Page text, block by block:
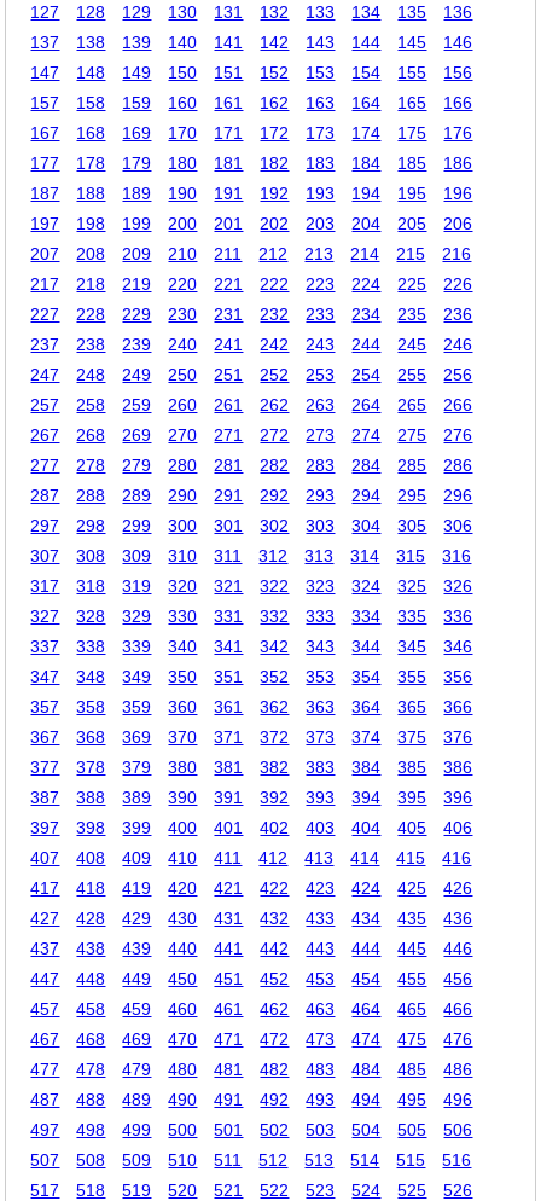
127 128 129 130 131 132 133 134 135
136
137
138 139 140 141 142 143 144 145
146
147
148 149 150 151 152 153 154 155
156
157
158 159 160 161 162 163 164 165
166
167
168 169 170 171 172 173 174 175
176
177
178 179 180 181 182 183 184 185
186
187
188 189 190 191 192 193 194 195
196
197
198 199 200 201 202 203 204 205
206
207
208 209 210 211 212 213 214 215
216
217
218 219 220 221 222 223 224 225
226
227
228 229 230 231 232 233 234 235
236
237
238 239 240 241 242 243 244 245
246
247
248 249 250 251 252 253 254 255
256
257
258 259 260 261 262 263 264 265
266
267
268 269 270 271 272 273 274 275
276
277
278 279 280 281 282 283 284 285
286
287
288 289 290 291 292 293 294 295
296
297
298 299 300 301 302 303 304 305
306
307
308 309 310 311 312 313 314 315
316
317
318 319 320 321 322 323 324 325
326
327
328 329 330 331 332 333 334 335
336
337
338 339 340 341 342 343 344 345
346
347
348 349 350 351 352 353 354 355
356
357
358 359 360 361 362 363 364 365
366
367
368 369 370 371 372 373 374 375
376
377
378 379 380 381 382 383 384 385
386
387
388 389 390 391 392 393 394 395
396
397
398 399 400 401 402 403 404 405
406
407
408 409 410 411 412 413 414 415
416
417
418 419 420 421 422 423 424 425
426
427
428 429 430 431 432 433 434 435
436
437
438 439 440 441 442 443 444 445
446
447
448 449 450 451 452 453 454 455
456
457
458 459 460 461 462 463 464 465
466
467
468 469 470 471 472 473 474 475
476
477
478 479 480 481 482 483 484 485
486
487
488 489 490 491 492 493 494 495
496
497
498 499 500 501 502 503 504 505
506
507
508 509 510 511 512 513 514 515
516
517
518 519 520 521 522 523 524 525
526